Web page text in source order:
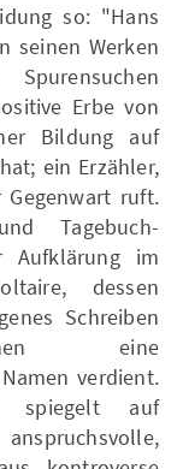
so: "Hans
seinen Werken
Erbe von
Bildung auf
ein Erzähler,
Gegenwart ruft.
Tagebuch-
Aufklärung im
dessen
Schreiben
eine
verdient.
spiegelt auf